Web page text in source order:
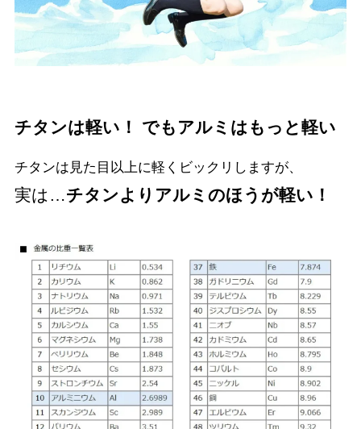
チタンは軽い！ でもアルミはもっと軽い
チタンは見た目以上に軽くビックリしますが、
実は…チタンよりアルミのほうが軽い！